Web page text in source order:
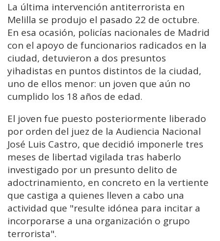
La última intervención antiterrorista en
Melilla se produjo el pasado 22 de octubre.
En esa ocasión, policías nacionales de Madrid
con el apoyo de funcionarios radicados en la
ciudad, detuvieron a dos presuntos
yihadistas en puntos distintos de la ciudad,
uno de ellos menor: un joven que aún no
cumplido los 18 años de edad.
El joven fue puesto posteriormente liberado
por orden del juez de la Audiencia Nacional
José Luis Castro, que decidió imponerle tres
meses de libertad vigilada tras haberlo
investigado por un presunto delito de
adoctrinamiento, en concreto en la vertiente
que castiga a quienes lleven a cabo una
actividad que "resulte idónea para incitar a
incorporarse a una organización o grupo
terrorista".